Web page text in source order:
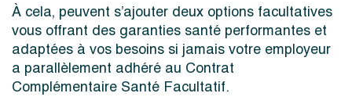
À cela, peuvent s’ajouter deux options facultatives
vous offrant des garanties santé performantes et
adaptées à vos besoins si jamais votre employeur
a parallèlement adhéré au Contrat
Complémentaire Santé Facultatif.